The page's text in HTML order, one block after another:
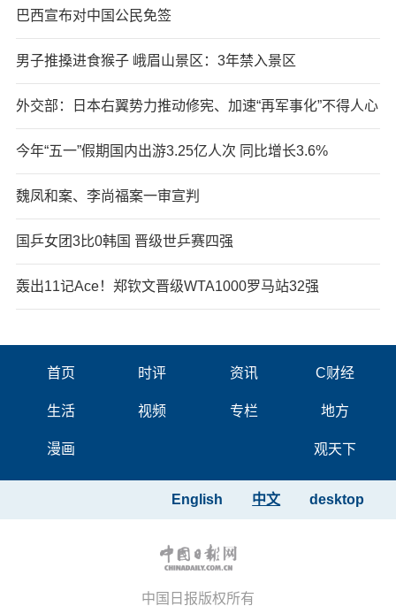
巴西宣布对中国公民免签
男子推搡进食猴子 峨眉山景区：3年禁入景区
外交部：日本右翼势力推动修宪、加速“再军事化”不得人心
今年“五一”假期国内出游3.25亿人次 同比增长3.6%
魏凤和案、李尚福案一审宣判
国乒女团3比0韩国 晋级世乒赛四强
轰出11记Ace！郑钦文晋级WTA1000罗马站32强
首页 时评 资讯 C财经
生活 视频 专栏 地方
漫画 观天下
desktop
中文
English
中国日报版权所有